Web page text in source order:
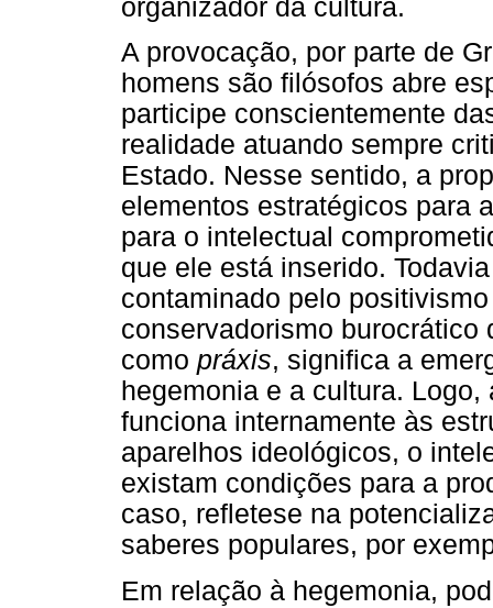
organizador da cultura.
A provocação, por parte de
homens são filósofos abre
participe conscientemente
realidade atuando sempre
Estado. Nesse sentido, a
elementos estratégicos para
para o intelectual
que ele está inserido.
contaminado pelo
conservadorismo
como práxis, significa a
hegemonia e a cultura.
funciona internamente às
aparelhos ideológicos, o
existam condições para a
caso, refletese na
saberes populares, por
Em relação à hegemonia,